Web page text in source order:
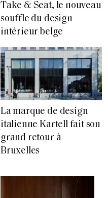
Take & Seat, le nouveau
souffle du design
intérieur belge
La marque de design
italienne Kartell fait son
grand retour à
Bruxelles